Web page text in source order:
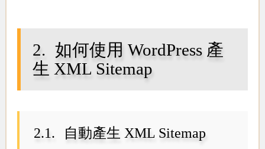
如何使用 WordPress 產
生 XML Sitemap
自動產生 XML Sitemap